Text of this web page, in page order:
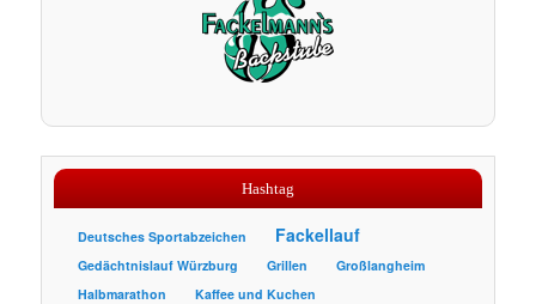
Hashtag
Deutsches Sportabzeichen Fackellauf
Gedächtnislauf Würzburg Grillen
Großlangheim
Halbmarathon
Kaffee und Kuchen